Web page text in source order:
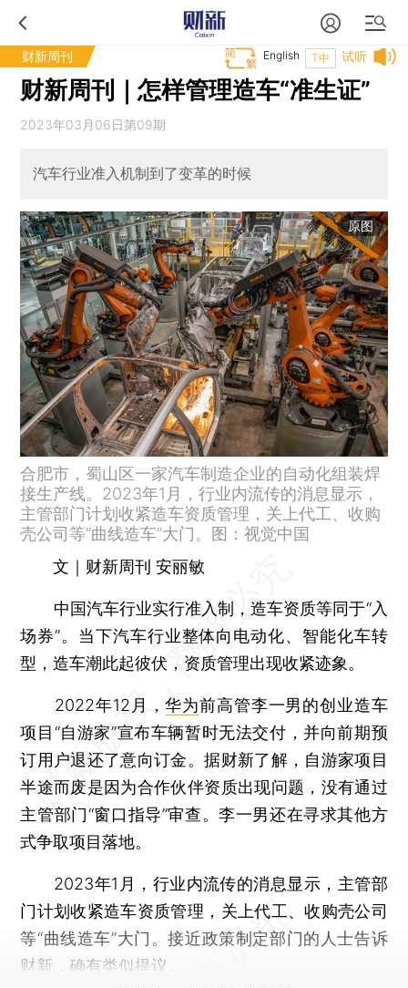
财新周刊 试听
T中
English
财新周刊｜怎样管理造车“准生证”
2023年03月06日第09期
汽车行业准入机制到了变革的时候
原图
合肥市，蜀山区一家汽车制造企业的自动化组装焊
接生产线。2023年1月，行业内流传的消息显示，
主管部门计划收紧造车资质管理，关上代工、收购
壳公司等“曲线造车”大门。图：视觉中国
文｜财新周刊 安丽敏
中国汽车行业实行准入制，造车资质等同于“入
场券”。当下汽车行业整体向电动化、智能化车转
型，造车潮此起彼伏，资质管理出现收紧迹象。
2022年12月，华为前高管李一男的创业造车
项目“自游家”宣布车辆暂时无法交付，并向前期预
订用户退还了意向订金。据财新了解，自游家项目
半途而废是因为合作伙伴资质出现问题，没有通过
主管部门“窗口指导”审查。李一男还在寻求其他方
式争取项目落地。
2023年1月，行业内流传的消息显示，主管部
门计划收紧造车资质管理，关上代工、收购壳公司
等“曲线造车”大门。接近政策制定部门的人士告诉
财新，确有类似提议。